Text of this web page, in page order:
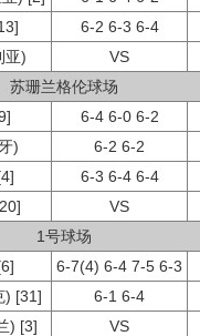
6-2 6-3 6-4
亚)
VS
苏珊兰格伦球场
6-4 6-0 6-2
)
6-2 6-2
6-3 6-4 6-4
VS
1号球场
6-7(4) 6-4 7-5 6-3
) [31]
6-1 6-4
) [3]
VS